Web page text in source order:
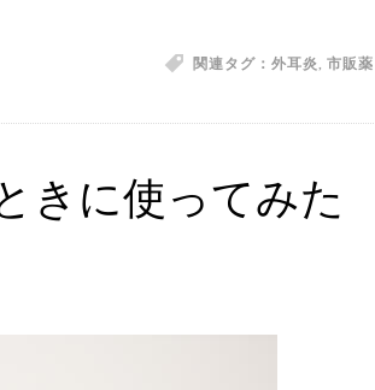
関連タグ： 外耳炎, 市販薬
きに使ってみた